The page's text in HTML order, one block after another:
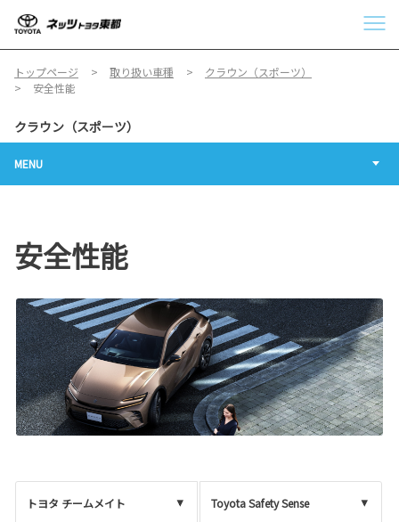
トップページ 取り扱い車種
クラウン（スポーツ）
安全性能
クラウン（スポーツ）
MENU
安全性能
トヨタ チームメイト Toyota Safety Sense